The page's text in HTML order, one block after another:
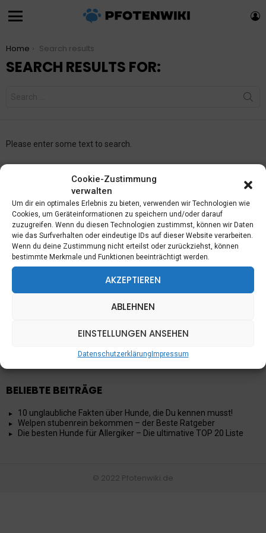
Cookie-Zustimmung
verwalten
Um dir ein optimales Erlebnis zu bieten, verwenden wir Technologien wie
Cookies, um Geräteinformationen zu speichern und/oder darauf
zuzugreifen. Wenn du diesen Technologien zustimmst, können wir Daten
wie das Surfverhalten oder eindeutige IDs auf dieser Website verarbeiten.
Wenn du deine Zustimmung nicht erteilst oder zurückziehst, können
bestimmte Merkmale und Funktionen beeinträchtigt werden.
AKZEPTIEREN
ABLEHNEN
EINSTELLUNGEN ANSEHEN
Datenschutzerklärung Impressum
You are here:
Home Search results
SEARCH RESULTS FOR:
Please enter some text to search.
ÜBER PFOTENWIKI
Bei Pfotenwiki möchten wir dichinformieren,unterhaltenund dich
zu einem noch besseren Herrchen für deinen Vierbeiner machen.
Lies dir unsereBeiträge,Ratgeberund Artikel durch und teile Sie mit
deinen Freunden. Pfotenwiki ist eine wachsende
Community
Vierbeinerenthusiasten und wir freuen uns dich an Board zu haben!
Datenschutzerklärung
BELIEBTE BEITRÄGE
10 unglaubliche Fakten über Hunde, die Du kennen musst!
Welpen stubenrein bekommen – der Beste Ratgeber
Die besten Hunde für Allergiker – Die ultimative TOP 20 Liste
© 2022 Pfotenwiki.de